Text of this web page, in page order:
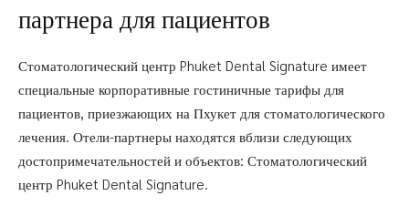
партнера для пациентов
Стоматологический центр Phuket Dental Signature имеет
специальные корпоративные гостиничные тарифы для
пациентов, приезжающих на Пхукет для стоматологического
лечения. Отели-партнеры находятся вблизи следующих
достопримечательностей и объектов: Стоматологический
центр Phuket Dental Signature.